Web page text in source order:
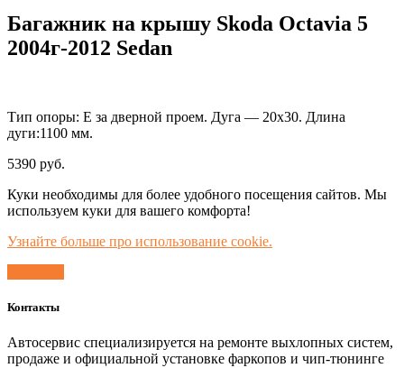
Багажник на крышу Skoda Octavia 5
2004г-2012 Sedan
Тип опоры: E за дверной проем. Дуга — 20х30. Длина
дуги:1100 мм.
5390 руб.
Куки необходимы для более удобного посещения сайтов. Мы
используем куки для вашего комфорта!
Узнайте больше про использование cookie.
Контакты
Автосервис специализируется на ремонте выхлопных систем,
продаже и официальной установке фаркопов и чип-тюнинге